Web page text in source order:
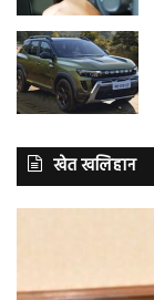
खेत खलिहान